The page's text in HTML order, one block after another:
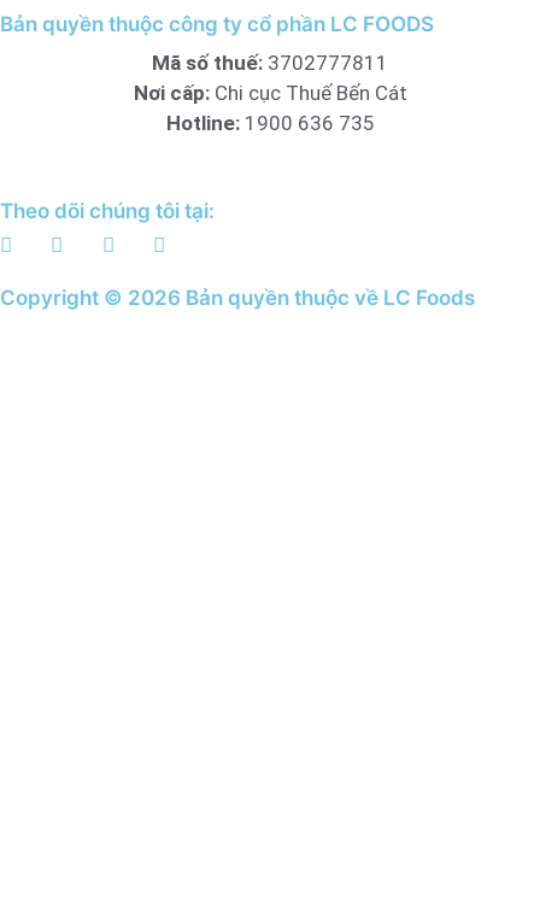
Bản quyền thuộc công ty cổ phần LC FOODS
Mã số thuế: 3702777811
Nơi cấp:Chi cục Thuế Bến Cát
Hotline:1900 636 735
Theo dõi chúng tôi tại:
Copyright © 2026 Bản quyền thuộc về LC Foods